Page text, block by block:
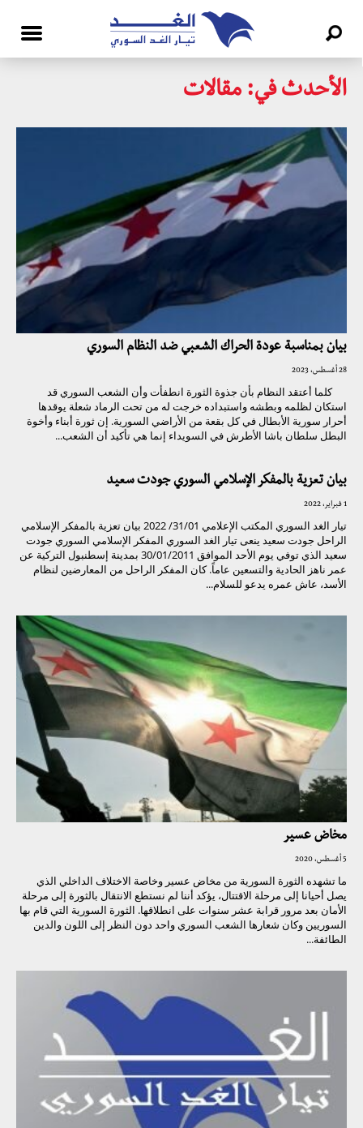
الأحدث في: مقالات
بيان بمناسبة عودة الحراك الشعبي ضد النظام السوري
28 أغسطس، 2023
كلما أعتقد النظام بأن جذوة الثورة انطفأت وأن الشعب السوري قد
استكان لظلمه وبطشه واستبداده خرجت له من تحت الرماد شعلة يوقدها
أحرار سورية الأبطال في كل بقعة من الأراضي السورية. إن ثورة أبناء وأخوة
البطل سلطان باشا الأطرش في السويداء إنما هي تأكيد أن الشعب...
بيان تعزية بالمفكر الإسلامي السوري جودت سعيد
1 فبراير، 2022
تيار الغد السوري المكتب الإعلامي 31/01/ 2022 بيان تعزية بالمفكر الإسلامي
الراحل جودت سعيد ينعى تيار الغد السوري المفكر الإسلامي السوري جودت
سعيد الذي توفي يوم الأحد الموافق 30/01/2011 بمدينة إسطنبول التركية عن
عمر ناهز الحادية والتسعين عاماً. كان المفكر الراحل من المعارضين لنظام
الأسد، عاش عمره يدعو للسلام...
مخاض عسير
5 أغسطس، 2020
ما تشهده الثورة السورية من مخاض عسير وخاصة الاختلاف الداخلي الذي
يصل أحيانا إلى مرحلة الاقتتال، يؤكد أننا لم نستطع الانتقال بالثورة إلى مرحلة
الأمان بعد مرور قرابة عشر سنوات على انطلاقها. الثورة السورية التي قام بها
السوريين وكان شعارها الشعب السوري واحد دون النظر إلى اللون والدين
الطائفة...